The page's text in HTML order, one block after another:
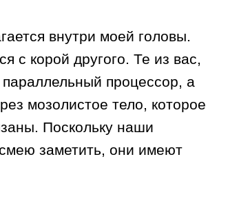
внутри моей головы.
с корой другого. Те из вас,
процессор, а
мозолистое тело, которое
Поскольку наши
заметить, они имеют